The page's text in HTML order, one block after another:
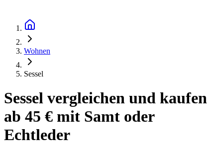
Wohnen
Sessel
Sessel vergleichen und kaufen
ab 45 € mit Samt oder
Echtleder